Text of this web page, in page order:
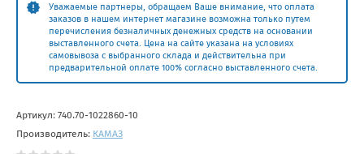
Уважаемые партнеры, обращаем Ваше внимание, что оплата
заказов в нашем интернет магазине возможна только путем
перечисления безналичных денежных средств на основании
выставленного счета. Цена на сайте указана на условиях
самовывоза с выбранного склада и действительна при
предварительной оплате 100% согласно выставленного счета.
Артикул: 740.70-1022860-10
Производитель: КАМАЗ